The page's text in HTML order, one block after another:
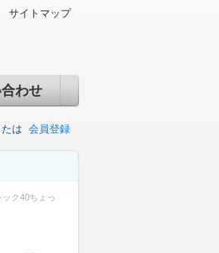
サイトマップ
わせ
たは 会員登録
ク40ちょっ